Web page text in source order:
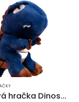
Plyšová hračka Dinosaurus Servác – modrý